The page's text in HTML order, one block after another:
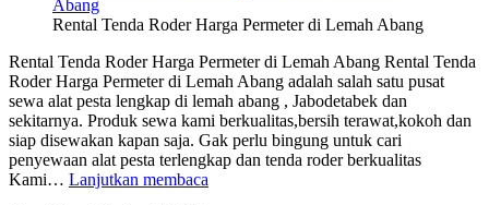
Rental Tenda Roder Harga Permeter di Lemah Abang
Rental Tenda Roder Harga Permeter di Lemah Abang Rental Tenda
Roder Harga Permeter di Lemah Abang adalah salah satu pusat
sewa alat pesta lengkap di lemah abang , Jabodetabek dan
sekitarnya. Produk sewa kami berkualitas,bersih terawat,kokoh dan
siap disewakan kapan saja. Gak perlu bingung untuk cari
penyewaan alat pesta terlengkap dan tenda roder berkualitas
Kami… Lanjutkan membaca